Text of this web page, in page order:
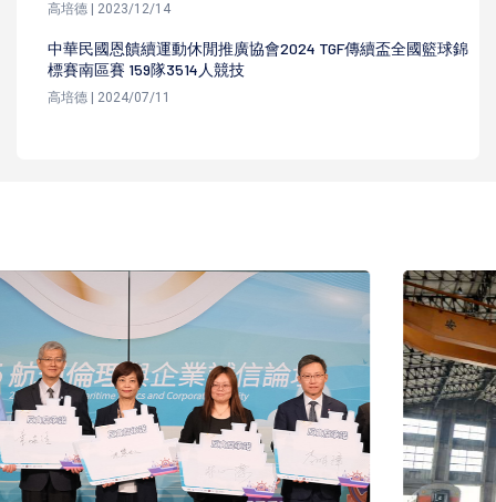
高培德 | 2023/12/14
中華民國恩饋續運動休閒推廣協會2024 TGF傳續盃全國籃球錦
標賽南區賽 159隊3514人競技
高培德 | 2024/07/11